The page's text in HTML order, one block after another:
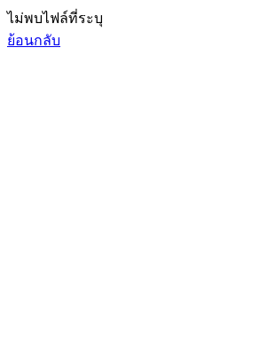
ไม่พบไฟล์ที่ระบุ
ย้อนกลับ